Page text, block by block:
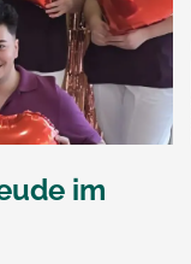
im